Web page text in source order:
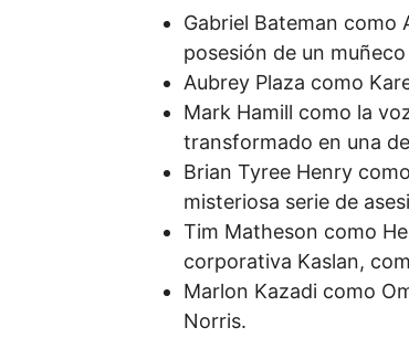
Gabriel Bateman como
posesión de un
Aubrey Plaza como
Mark Hamill como la
transformado en una
Brian Tyree Henry
misteriosa serie de
Tim Matheson como
corporativa Kaslan,
Marlon Kazadi como
Norris.